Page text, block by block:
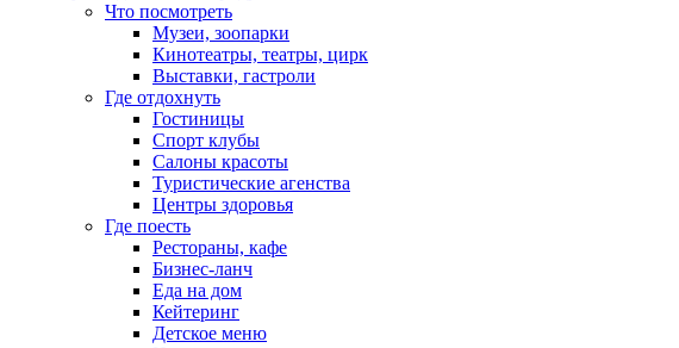
Что посмотреть
Музеи, зоопарки
Кинотеатры, театры, цирк
Выставки, гастроли
Где отдохнуть
Гостиницы
Спорт клубы
Салоны красоты
Туристические агенства
Центры здоровья
Где поесть
Рестораны, кафе
Бизнес-ланч
Еда на дом
Кейтеринг
Детское меню